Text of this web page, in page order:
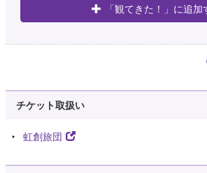
「観てきた！」に追加
チケット取扱い
虹創旅団